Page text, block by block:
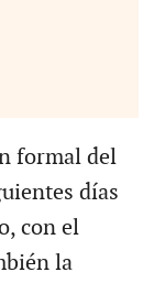
formal del
días
con el
la